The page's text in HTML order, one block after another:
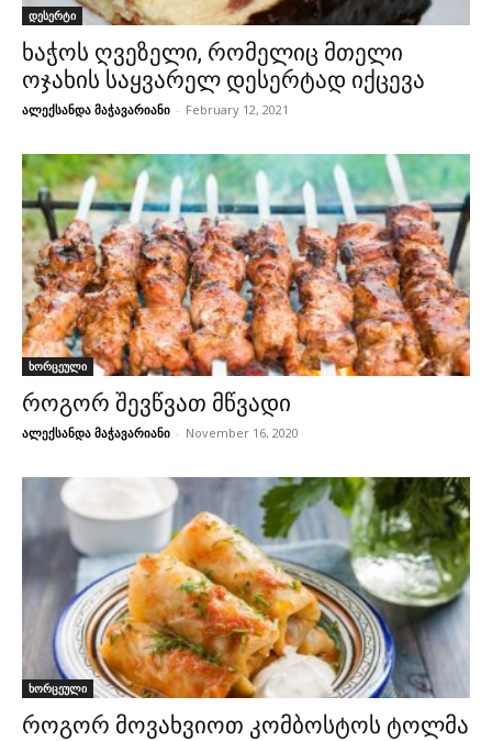
დესერტი
ხაჭოს ღვეზელი, რომელიც მთელი
ოჯახის საყვარელ დესერტად იქცევა
ალექსანდა მაჭავარიანი - February 12, 2021
ხორცეული
როგორ შევწვათ მწვადი
ალექსანდა მაჭავარიანი - November 16, 2020
ხორცეული
როგორ მოვახვიოთ კომბოსტოს ტოლმა